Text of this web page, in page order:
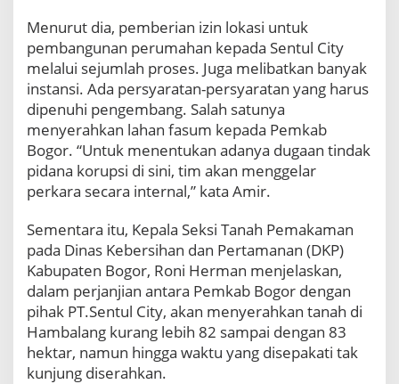
Menurut dia, pemberian izin lokasi untuk
pembangunan pe­rumahan kepada Sentul City
melalui sejumlah proses. Juga melibatkan banyak
instansi. Ada persyaratan-persyaratan yang harus
dipenuhi pengembang. Salah satunya
menyerahkan lahan fasum kepada Pemkab
Bogor. “Untuk menentukan adanya dugaan tindak
pidana korupsi di sini, tim akan menggelar
perkara secara internal,” kata Amir.
Sementara itu, Kepala Seksi Tanah Pemakaman
pada Dinas Kebersihan dan Pertamanan (DKP)
Kabupaten Bogor, Roni Herman menjelaskan,
dalam perjanjian antara Pemkab Bogor dengan
pihak PT.Sentul City, akan menyerahkan tanah di
Hambalang kurang lebih 82 sampai dengan 83
hektar, namun hingga waktu yang disepakati tak
kunjung diserahkan.